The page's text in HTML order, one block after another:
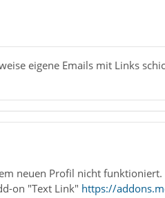
eigene Emails mit Links
neuen Profil nicht funktioniert.
on "Text Link" https://